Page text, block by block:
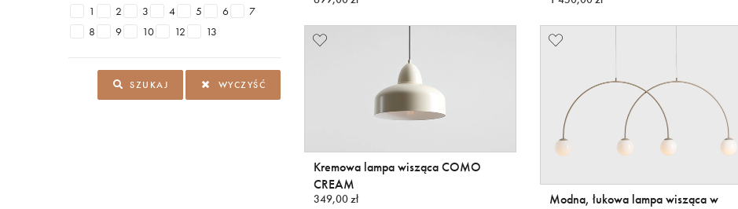
1 2 3 4 5 6
7
8
9 10 12 13
SZUKAJ WYCZYŚĆ
Kremowa lampa wisząca COMO
CREAM
349,00 zł
Modna, łukowa lampa wisząca w